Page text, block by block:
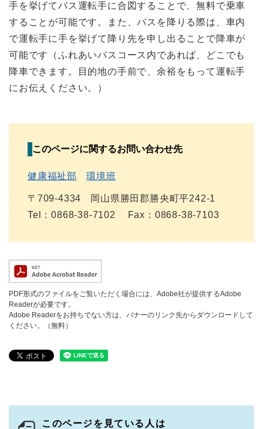
手を挙げてバス運転手に合図することで、無料で乗車
することが可能です。また、バスを降りる際は、車内
で運転手に手を挙げて降り先を申し出ることで降車が
可能です（ふれあいバスコース内であれば、どこでも
降車できます。目的地の手前で、余裕をもって運転手
にお伝えください。）
このページに関するお問い合わせ先
健康福祉部 環境班
〒709-4334
岡山県勝田郡勝央町平242-1
Tel：0868-38-7102
Fax：0868-38-7103
PDF形式のファイルをご覧いただく場合には、Adobe社が提供するAdobe
Readerが必要です。
Adobe Readerをお持ちでない方は、バナーのリンク先からダウンロードして
ください。（無料）
このページを見ている人は